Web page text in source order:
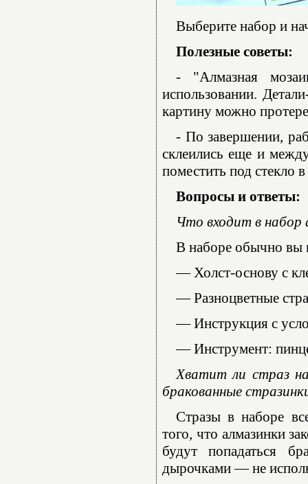
Выберите набор и
Полезные советы:
- "Алмазная
использовании.
картину можно
- По завершении,
склеились еще и
поместить под стекло
Вопросы и ответы:
Что входит в набор
В наборе обычно вы
— Холст-основу с
— Разноцветные
— Инструкция с
— Инструмент:
Хватит ли страз
бракованные
Стразы в наборе
того, что алмазинки
будут попадаться
дырочками — не